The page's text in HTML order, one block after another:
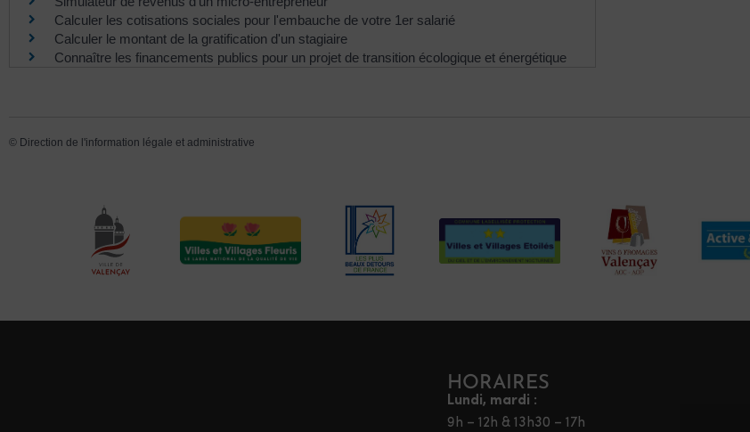
Calculer les cotisations sociales pour l'embauche de votre 1er salarié
Calculer le montant de la gratification d'un stagiaire
Connaître les financements publics pour un projet de transition écologique et énergétique
© Direction de l'information légale et administrative
HORAIRES
Lundi, mardi :
9h – 12h & 13h30 – 17h